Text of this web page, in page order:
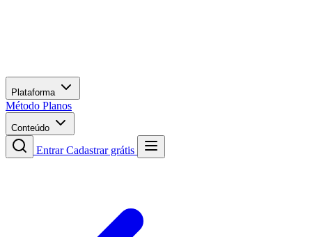
Plataforma
Método Planos
Conteúdo
EntrarCadastrar grátis